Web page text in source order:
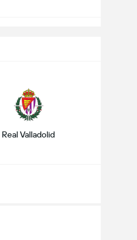
Real Valladolid